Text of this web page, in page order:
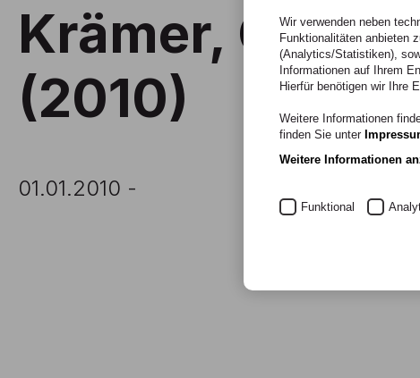
Krämer, G./
(2010)
01.01.2010 -
Wir verwenden neben
Funktionalitäten anbieten
(Analytics/Statistiken),
Informationen auf Ihrem
Hierfür benötigen wir Ihre
Weitere Informationen
finden Sie unter
Weitere Informationen
Funktional